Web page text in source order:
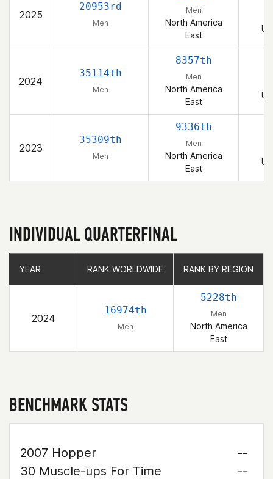
2025
20953rd
Men
Men
North America
East
2024
35114th
Men
8357th
Men
North America
East
2023
35309th
Men
9336th
Men
North America
East
INDIVIDUAL QUARTERFINAL
YEAR RANK WORLDWIDE RANK BY REGION
2024
16974th
Men
5228th
Men
North America
East
YEAR RANK WORLDWIDE RANK BY REGION
BENCHMARK STATS
2007 Hopper
--
30 Muscle-ups For Time
--